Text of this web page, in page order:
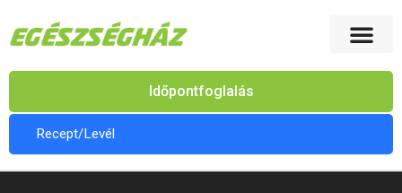
Időpontfoglalás
Recept/Levél